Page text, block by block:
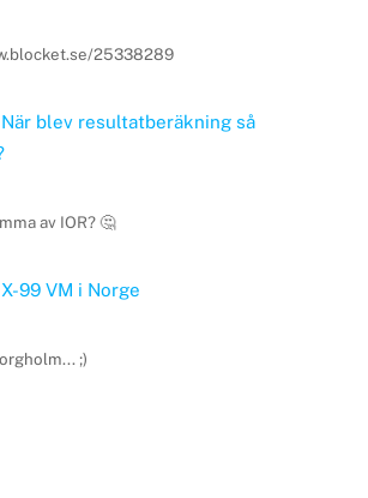
25338289
När blev resultatberäkning så
av IOR? 🤔
X-99 VM i Norge
;)